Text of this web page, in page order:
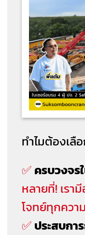
ทำไมต้องเลื
✅ ครบวงจร
หลายที่! เร
โจทย์ทุกคว
✅ ประสบก